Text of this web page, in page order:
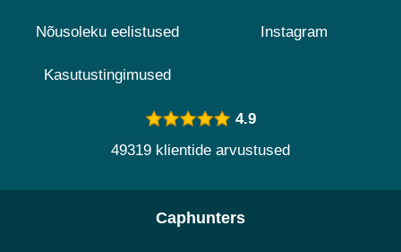
Nõusoleku eelistused
Kasutustingimused
Instagram
4.9
49319 klientide arvustused
Caphunters